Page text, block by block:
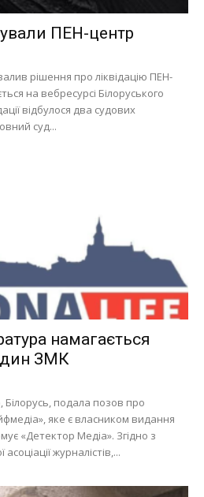
ПЕН-центр
рішення про ліквідацію ПЕН-
на вебресурсі Білоруського
відбулося два судових
суд...
намагається
ЗМК
Білорусь, подала позов про
яке є власником видання
«Детектор Медіа». Згідно з
журналістів,...